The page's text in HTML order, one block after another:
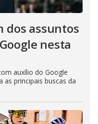
dos assuntos
nesta
auxílio do Google
principais buscas da